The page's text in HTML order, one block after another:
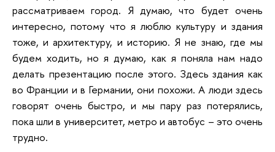
рассматриваем город. Я думаю, что будет очень
интересно, потому что я люблю культуру и здания
тоже, и архитектуру, и историю. Я не знаю, где мы
будем ходить, но я думаю, как я поняла нам надо
делать презентацию после этого. Здесь здания как
во Франции и в Германии, они похожи. А люди здесь
говорят очень быстро, и мы пару раз потерялись,
пока шли в университет, метро и автобус – это очень
трудно.